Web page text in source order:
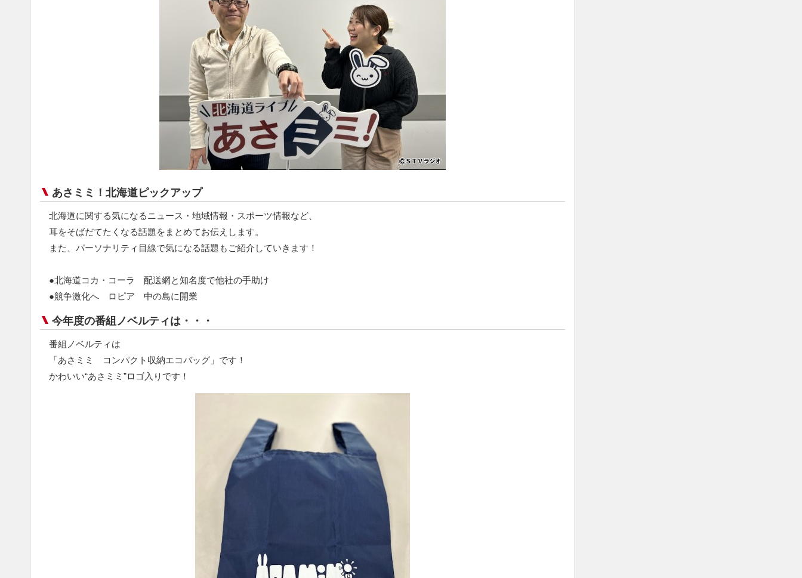
あさミミ！北海道ピックアップ
北海道に関する気になるニュース・地域情報・スポーツ情報など、
耳をそばだてたくなる話題をまとめてお伝えします。
また、パーソナリティ目線で気になる話題もご紹介していきます！
●北海道コカ・コーラ 配送網と知名度で他社の手助け
●競争激化へ ロピア 中の島に開業
今年度の番組ノベルティは・・・
番組ノベルティは
「あさミミ コンパクト収納エコバッグ」です！
かわいい“あさミミ”ロゴ入りです！